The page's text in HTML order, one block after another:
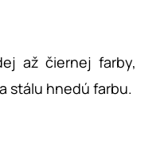
až čiernej farby,
stálu hnedú farbu.